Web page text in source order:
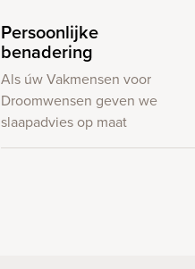
Persoonlijke
benadering
Als úw Vakmensen voor
Droomwensen geven we
slaapadvies op maat